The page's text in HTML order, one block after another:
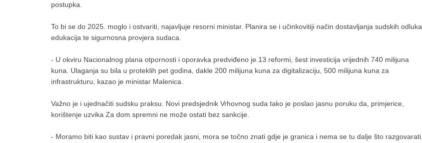
postupka.
To bi se do 2025. moglo i ostvariti, najavljuje resorni ministar. Planira se i učinkovitiji način dostavljanja sudskih odluka,
edukacija te sigurnosna provjera sudaca.
- U okviru Nacionalnog plana otpornosti i oporavka predviđeno je 13 reformi, šest investicija vrijednih 740 milijuna
kuna. Ulaganja su bila u proteklih pet godina, dakle 200 milijuna kuna za digitalizaciju, 500 milijuna kuna za
infrastrukturu, kazao je ministar Malenica.
Važno je i ujednačiti sudsku praksu. Novi predsjednik Vrhovnog suda tako je poslao jasnu poruku da, primjerice,
korištenje uzvika Za dom spremni ne može ostati bez sankcije.
- Moramo biti kao sustav i pravni poredak jasni, mora se točno znati gdje je granica i nema se tu dalje što razgovarati,